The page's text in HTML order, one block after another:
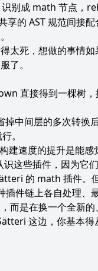
识别成 math 节点，
享的 AST 规范间
太死，想做的事情
了。
直接得到一棵树
中间层的多次转
。
建速度的提升是能
些插件，因为它们
的 math 插件。
件链上各自处理、
而是在换一个全新
这边，你基本得